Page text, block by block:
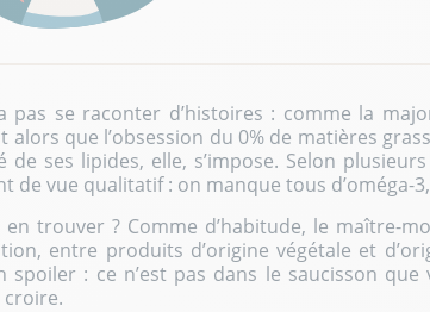
pas se raconter d’histoires : comme la
alors que l’obsession du 0% de matières
de ses lipides, elle, s’impose. Selon
de vue qualitatif : on manque tous d’oméga-
trouver ? Comme d’habitude, le maître-
entre produits d’origine végétale et
spoiler : ce n’est pas dans le saucisson
croire.